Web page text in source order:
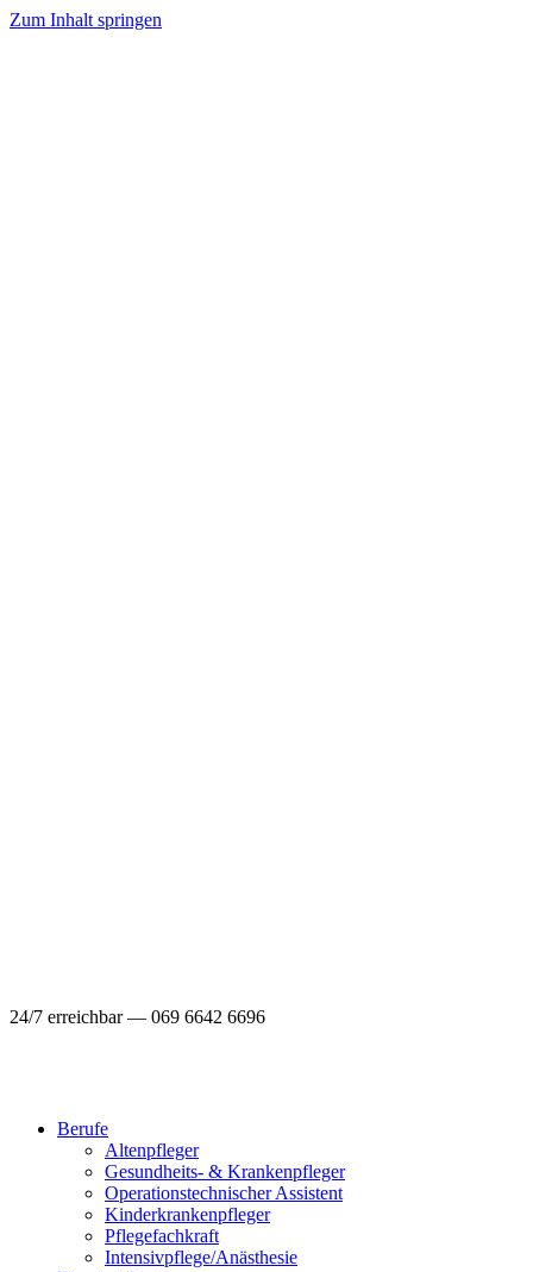
Zum Inhalt springen
24/7 erreichbar — 069 6642 6696
Berufe
Altenpfleger
Gesundheits- & Krankenpfleger
Operationstechnischer Assistent
Kinderkrankenpfleger
Pflegefachkraft
Intensivpflege/Anästhesie